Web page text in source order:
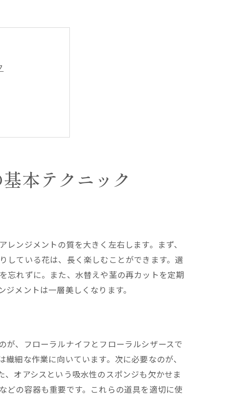
方法
本テクニック
ンジメントの質を大きく左右します。まず、
している花は、長く楽しむことができます。選
忘れずに。また、水替えや茎の再カットを定期
メントは一層美しくなります。
が、フローラルナイフとフローラルシザースで
細な作業に向いています。次に必要なのが、
オアシスという吸水性のスポンジも欠かせま
どの容器も重要です。これらの道具を適切に使